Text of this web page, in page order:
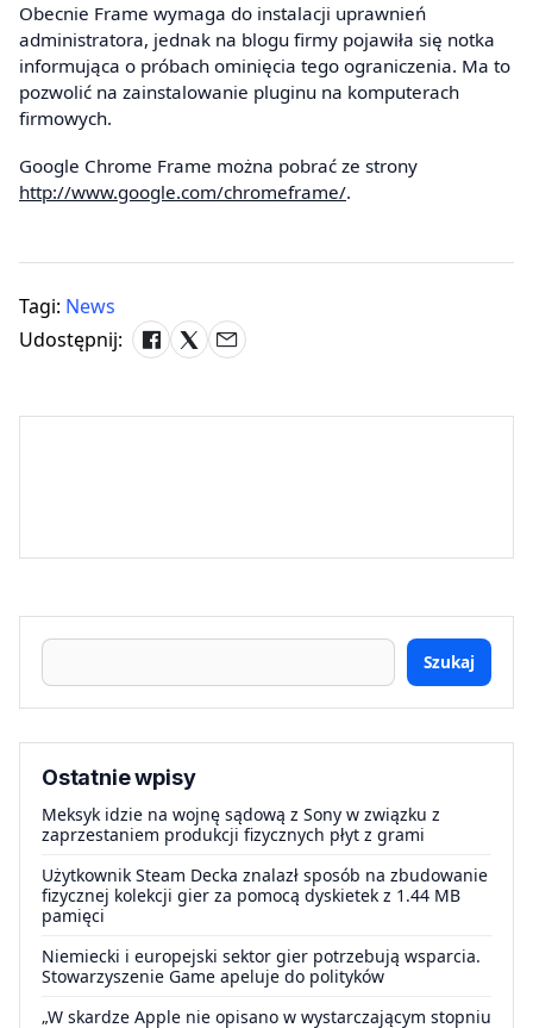
Obecnie Frame wymaga do instalacji uprawnień
administratora, jednak na blogu firmy pojawiła się notka
informująca o próbach ominięcia tego ograniczenia. Ma to
pozwolić na zainstalowanie pluginu na komputerach
firmowych.
Google Chrome Frame można pobrać ze strony
http://www.google.com/chromeframe/.
Tagi: News
Udostępnij:
Szukaj
Ostatnie wpisy
Meksyk idzie na wojnę sądową z Sony w związku z
zaprzestaniem produkcji fizycznych płyt z grami
Użytkownik Steam Decka znalazł sposób na zbudowanie
fizycznej kolekcji gier za pomocą dyskietek z 1.44 MB
pamięci
Niemiecki i europejski sektor gier potrzebują wsparcia.
Stowarzyszenie Game apeluje do polityków
„W skardze Apple nie opisano w wystarczającym stopniu